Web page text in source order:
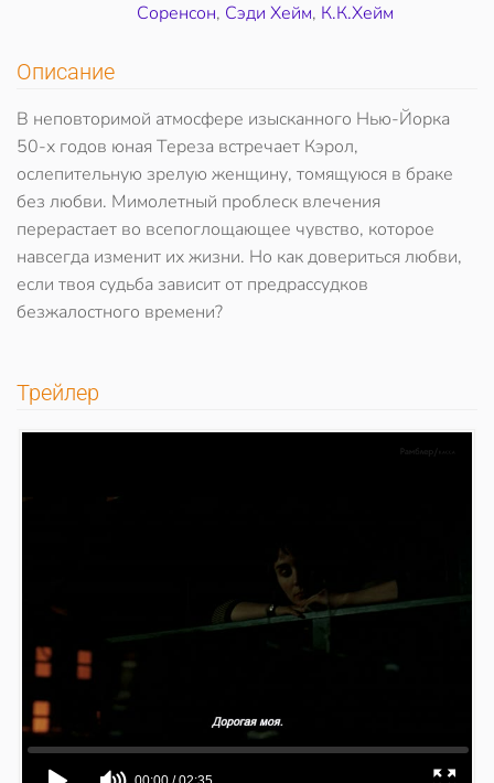
Соренсон, Сэди Хейм, К.К.Хейм
Описание
В неповторимой атмосфере изысканного Нью-Йорка
50-х годов юная Тереза встречает Кэрол,
ослепительную зрелую женщину, томящуюся в браке
без любви. Мимолетный проблеск влечения
перерастает во всепоглощающее чувство, которое
навсегда изменит их жизни. Но как довериться любви,
если твоя судьба зависит от предрассудков
безжалостного времени?
Трейлер